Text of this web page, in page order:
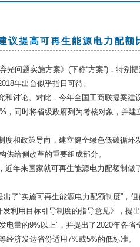
议提高可再生能源电力配额
问题实施方案》(下称“方案”)，特别
年出台似乎指日可待。
讨论。对此，今年全国工商联提案建
，同时将省级政府列为考核对象，并
和政策导向，建立健全绿色低碳循环
给侧改革的重要组成部分。
年来国家就可再生能源电力配额制做
了“实施可再生能源电力配额制度”，
利用目标引导制度的指导意见》，提
量的9%以上”，并提出了2020年各
济发达省份适用7%或5%的低标准。